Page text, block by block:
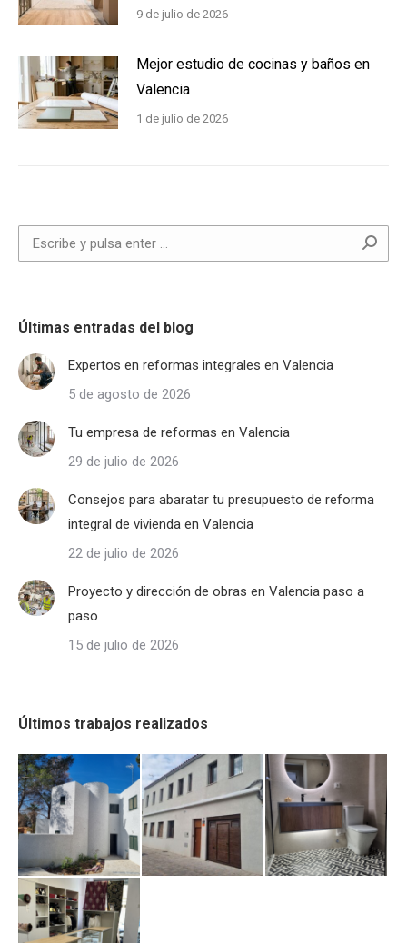
9 de julio de 2026
Mejor estudio de cocinas y baños en
Valencia
1 de julio de 2026
Buscar:
Últimas entradas del blog
Expertos en reformas integrales en Valencia
5 de agosto de 2026
Tu empresa de reformas en Valencia
29 de julio de 2026
Consejos para abaratar tu presupuesto de reforma
integral de vivienda en Valencia
22 de julio de 2026
Proyecto y dirección de obras en Valencia paso a
paso
15 de julio de 2026
Últimos trabajos realizados